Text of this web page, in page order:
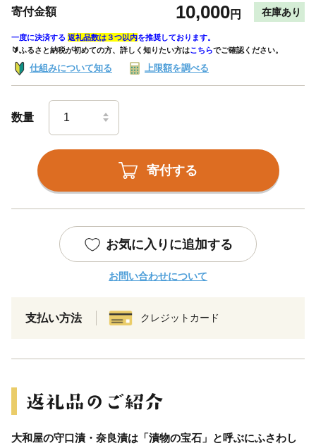
寄付金額 10,000円 在庫あり
一度に決済する 返礼品数は３つ以内を推奨しております。
🔰ふるさと納税が初めての方、詳しく知りたい方はこちらでご確認ください。
仕組みについて知る 上限額を調べる
数量
寄付する
お気に入りに追加する
お問い合わせについて
支払い方法 クレジットカード
大和屋の守口漬・奈良漬は「漬物の宝石」と呼ぶにふさわし